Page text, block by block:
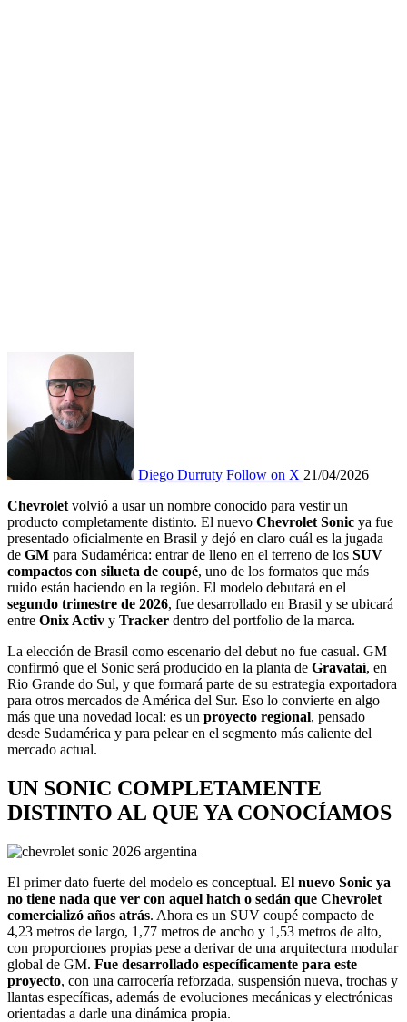
Diego Durruty Follow on X 21/04/2026
Chevrolet volvió a usar un nombre conocido para vestir un
producto completamente distinto. El nuevo Chevrolet Sonic ya fue
presentado oficialmente en Brasil y dejó en claro cuál es la jugada
de GM para Sudamérica: entrar de lleno en el terreno de los SUV
compactos con silueta de coupé, uno de los formatos que más
ruido están haciendo en la región. El modelo debutará en el
segundo trimestre de 2026, fue desarrollado en Brasil y se ubicará
entre Onix Activ y Tracker dentro del portfolio de la marca.
La elección de Brasil como escenario del debut no fue casual. GM
confirmó que el Sonic será producido en la planta de Gravataí, en
Rio Grande do Sul, y que formará parte de su estrategia exportadora
para otros mercados de América del Sur. Eso lo convierte en algo
más que una novedad local: es un proyecto regional, pensado
desde Sudamérica y para pelear en el segmento más caliente del
mercado actual.
UN SONIC COMPLETAMENTE
DISTINTO AL QUE YA CONOCÍAMOS
El primer dato fuerte del modelo es conceptual. El nuevo Sonic ya
no tiene nada que ver con aquel hatch o sedán que Chevrolet
comercializó años atrás. Ahora es un SUV coupé compacto de
4,23 metros de largo, 1,77 metros de ancho y 1,53 metros de alto,
con proporciones propias pese a derivar de una arquitectura modular
global de GM. Fue desarrollado específicamente para este
proyecto, con una carrocería reforzada, suspensión nueva, trochas y
llantas específicas, además de evoluciones mecánicas y electrónicas
orientadas a darle una dinámica propia.